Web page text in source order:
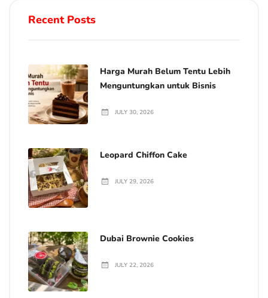
Recent Posts
Harga Murah Belum Tentu Lebih
Menguntungkan untuk Bisnis
JULY 30, 2026
Leopard Chiffon Cake
JULY 29, 2026
Dubai Brownie Cookies
JULY 22, 2026